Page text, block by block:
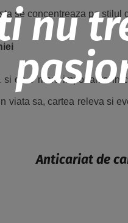
nu
se concentreaza pe
de o mare importanta
viata sa, cartea releva si
Anticariat de